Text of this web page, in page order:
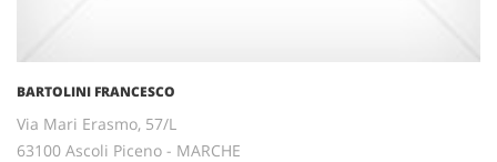
BARTOLINI FRANCESCO
Via Mari Erasmo, 57/L
63100 Ascoli Piceno - MARCHE